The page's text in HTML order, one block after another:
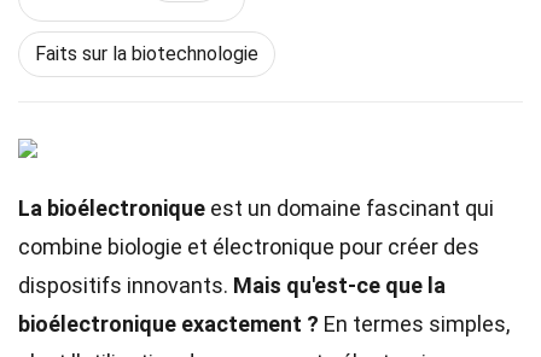
Faits sur la biotechnologie
La bioélectronique est un domaine fascinant qui
combine biologie et électronique pour créer des
dispositifs innovants. Mais qu'est-ce que la
bioélectronique exactement ? En termes simples,